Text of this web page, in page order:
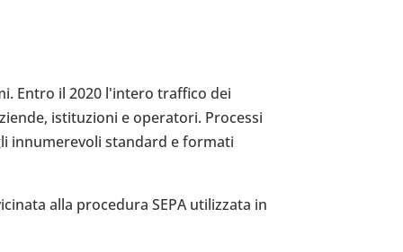
Entro il 2020 l'intero traffico dei
istituzioni e operatori. Processi
innumerevoli standard e formati
alla procedura SEPA utilizzata in